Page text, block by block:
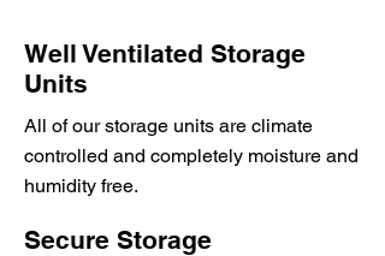
Well Ventilated Storage
Units
All of our storage units are climate
controlled and completely moisture and
humidity free.
Secure Storage